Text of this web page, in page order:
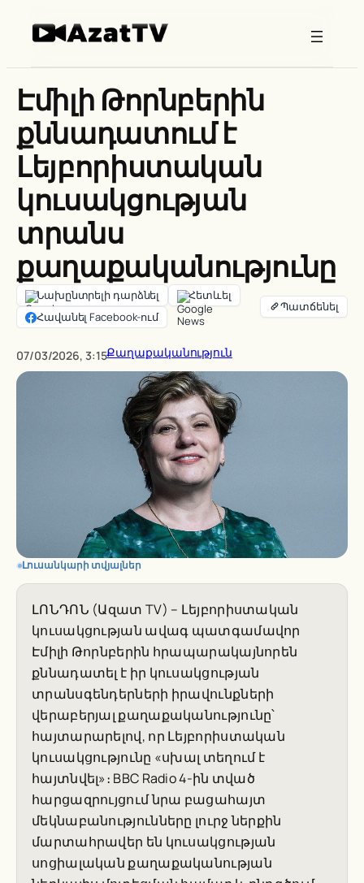
Էմիլի Թորնբերին
քննադատում է
Լեյբորիստական
կուսակցության
տրանս
քաղաքականությունը
Նախընտրելի դարձնել
Հետևել
Հավանել Facebook-ում
07/03/2026, 3:15Քաղաքականություն
Լուսանկարի տվյալներ
ԼՈՆԴՈՆ (Ազատ TV) – Լեյբորիստական
կուսակցության ավագ պատգամավոր
Էմիլի Թորնբերին հրապարակայնորեն
քննադատել է իր կուսակցության
տրանսգենդերների իրավունքների
վերաբերյալ քաղաքականությունը՝
հայտարարելով, որ Լեյբորիստական
կուսակցությունը «սխալ տեղում է
հայտնվել»։ BBC Radio 4-ին տված
հարցազրույցում նրա բացահայտ
մեկնաբանությունները լուրջ ներքին
մարտահրավեր են կուսակցության
սոցիալական քաղաքականության